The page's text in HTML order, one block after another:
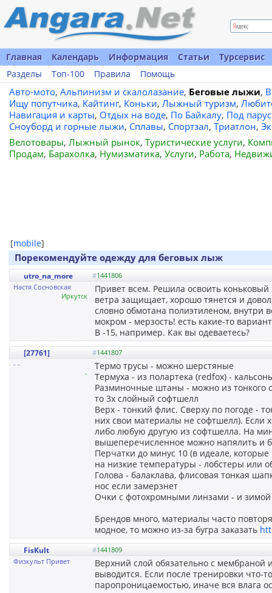
Главная Календарь Информация Статьи
Турсервис
Разделы
Топ-100 Правила Помощь
Авто-мото, Альпинизм и скалолазание, Беговые лыжи,
Ищу попутчика, Кайтинг, Коньки, Лыжный туризм,
Навигация и карты, Отдых на воде, По Байкалу, Под
Сноуборд и горные лыжи, Сплавы, Спортзал, Триатлон,
Велотовары, Лыжный рынок, Туристические услуги,
Продам, Барахолка, Нумизматика, Услуги, Работа,
[mobile]
Порекомендуйте одежду для беговых лыж
utro_na_more #1441806
Настя Сосновская
Иркутск
Привет всем. Решила освоить
ветра защищает, хорошо тянется и
словно обмотана полиэтиленом, внутри
мокром - мерзость! есть какие-то
В -15, например. Как вы одеваетесь?
[27761] #1441807
- -
-
Термо трусы - можно шерстяные
Термуха - из полартека (redfox) -
Разминочные штаны - можно из тонкого
то 3х слойный софтшелл
Верх - тонкий флис. Сверху по погоде -
них свои материалы не софтшелл). Если
либо любую другую из софтшелла. На
вышеперечисленное можно напялить и
Перчатки до минус 10 (в идеале,
на низкие температуры - лобстеры
Голова - балаклава, флисовая тонкая
нос если замерзнет
Очки с фотохромными линзами - и зимой
Брендов много, материалы часто
модное, то можно из-за бугра заказать
FisKult #1441809
Физкульт Привет
Верхний слой обязательно с
выводится. Если после тренировки что-
паропроницаемостью, иначе вся влага